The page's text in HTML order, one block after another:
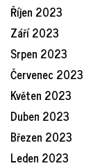
Říjen 2023
Září 2023
Srpen 2023
Červenec 2023
Květen 2023
Duben 2023
Březen 2023
Leden 2023